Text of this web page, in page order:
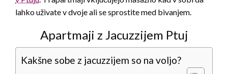
lahko uživate v dvoje ali se sprostite med bivanjem.
Apartmaji z Jacuzzijem Ptuj
Kakšne sobe z jacuzzijem so na voljo?